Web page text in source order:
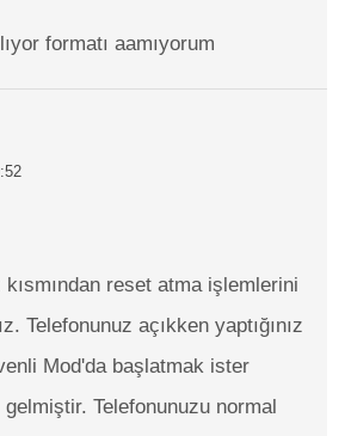
formatı aamıyorum
kısmından reset atma işlemlerini
Telefonunuz açıkken yaptığınız
Mod'da başlatmak ister
gelmiştir. Telefonunuzu normal